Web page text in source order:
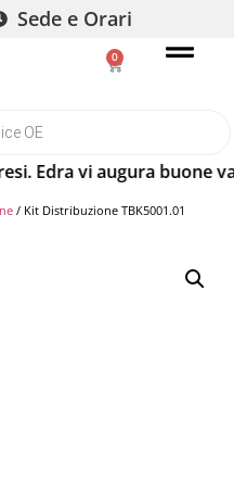
Sede e Orari
0
vi augura buone
/ Kit Distribuzione TBK5001.01